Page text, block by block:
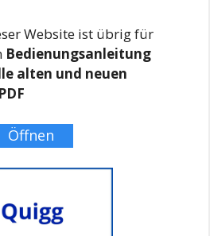
Website ist übrig für
Bedienungsanleitung
alten und neuen
Öffnen